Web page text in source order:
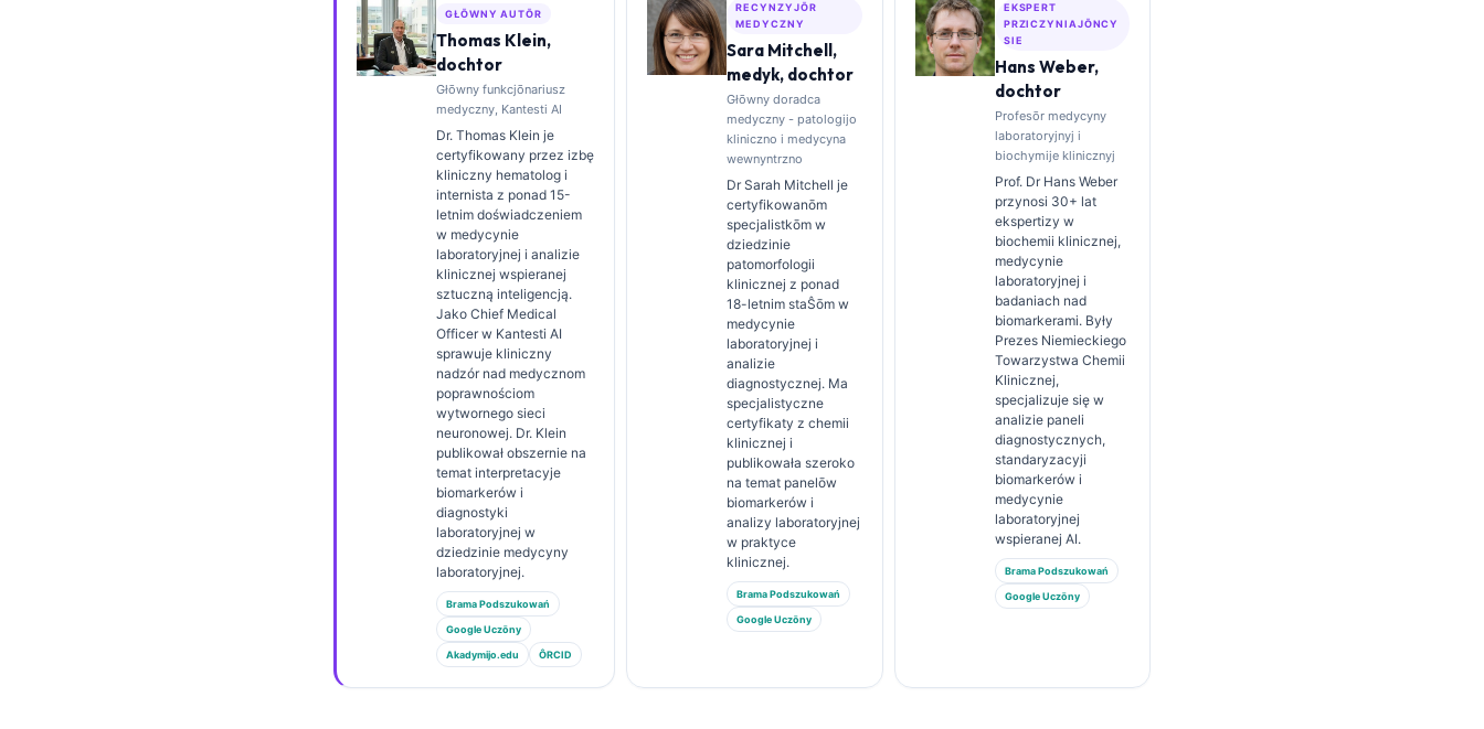
GŁŌWNY AUTŌR
Thomas Klein,
dochtor
Głōwny funkcjōnariusz
medyczny, Kantesti AI
Dr. Thomas Klein je
certyfikowany przez izbę
kliniczny hematolog i
internista z ponad 15-
letnim doświadczeniem
w medycynie
laboratoryjnej i analizie
klinicznej wspieranej
sztuczną inteligencją.
Jako Chief Medical
Officer w Kantesti AI
sprawuje kliniczny
nadzór nad medycznom
poprawnościom
wytwornego sieci
neuronowej. Dr. Klein
publikował obszernie na
temat interpretacyje
biomarkerów i
diagnostyki
laboratoryjnej w
dziedzinie medycyny
laboratoryjnej.
Brama Podszukowań
Google Uczōny
Akadymijo.edu ÔRCID
RECYNZYJŌR
MEDYCZNY
Sara Mitchell,
medyk, dochtor
Głōwny doradca
medyczny - patologijo
kliniczno i medycyna
wewnyntrzno
Dr Sarah Mitchell je
certyfikowanōm
specjalistkōm w
dziedzinie
patomorfologii
klinicznej z ponad
18-letnim staŜōm w
medycynie
laboratoryjnej i
analizie
diagnostycznej. Ma
specjalistyczne
certyfikaty z chemii
klinicznej i
publikowała szeroko
na temat panelōw
biomarkerów i
analizy laboratoryjnej
w praktyce
klinicznej.
Brama Podszukowań
Google Uczōny
EKSPERT
PRZICZYNIAJŌNCY
SIE
Hans Weber,
dochtor
Profesōr medycyny
laboratoryjnyj i
biochymije klinicznyj
Prof. Dr Hans Weber
przynosi 30+ lat
ekspertizy w
biochemii klinicznej,
medycynie
laboratoryjnej i
badaniach nad
biomarkerami. Były
Prezes Niemieckiego
Towarzystwa Chemii
Klinicznej,
specjalizuje się w
analizie paneli
diagnostycznych,
standaryzacyji
biomarkerów i
medycynie
laboratoryjnej
wspieranej AI.
Brama Podszukowań
Google Uczōny